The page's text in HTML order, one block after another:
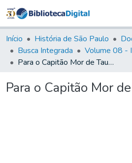
&
Coleções
Tudo na
Biblioteca
Início História de São Paulo
Busca Integrada
Para o Capitão Mor de Taubaté
Para o Capitão Mor